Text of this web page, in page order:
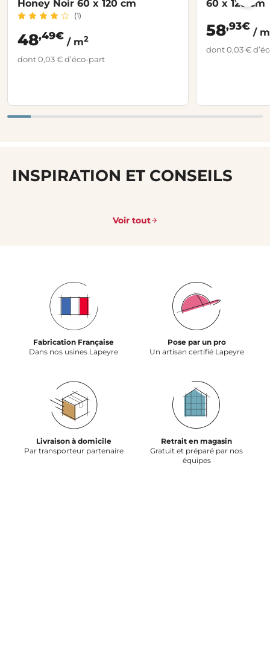
Honey Noir 60 x 120 cm
(1)
48,49€
/ m2
dont 0,03 € d’éco-part
60 x 120 cm
58,93€
/ m
dont 0,03 €
INSPIRATION ET CONSEILS
Voir tout
Fabrication Française
Dans nos usines Lapeyre
Pose par un pro
Un artisan certifié Lapeyre
Livraison à domicile
Par transporteur partenaire
Retrait en magasin
Gratuit et préparé par nos
équipes